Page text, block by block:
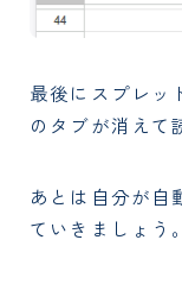
最後にスプレッ
のタブが消えて
あとは自分が自
ていきましょう。